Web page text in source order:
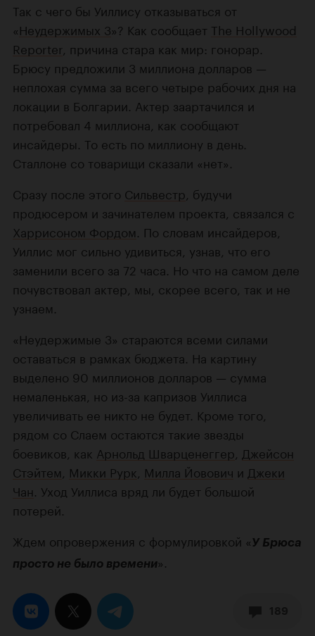
Так с чего бы Уиллису отказываться от
«Неудержимых 3»? Как сообщает The Hollywood
Reporter , причина стара как мир: гонорар.
Брюсу предложили 3 миллиона долларов —
неплохая сумма за всего четыре рабочих дня на
локации в Болгарии. Актер заартачился и
потребовал 4 миллиона, как сообщают
инсайдеры. То есть по миллиону в день.
Сталлоне со товарищи сказали «нет».
Сразу после этого Сильвестр , будучи
продюсером и зачинателем проекта, связался с
Харрисоном Фордом . По словам инсайдеров,
Уиллис мог сильно удивиться, узнав, что его
заменили всего за 72 часа. Но что на самом деле
почувствовал актер, мы, скорее всего, так и не
узнаем.
«Неудержимые 3» стараются всеми силами
оставаться в рамках бюджета. На картину
выделено 90 миллионов долларов — сумма
немаленькая, но из-за капризов Уиллиса
увеличивать ее никто не будет. Кроме того,
рядом со Слаем остаются такие звезды
боевиков, как Арнольд Шварценеггер Джейсон
Стэйтем Микки Рурк Милла Йовович и Джеки
Чан . Уход Уиллиса вряд ли будет большой
потерей.
Ждем опровержения с формулировкой « У Брюса
просто не было времени».